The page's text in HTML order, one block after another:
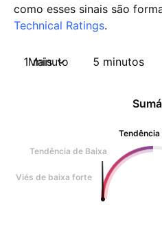
como esses sinais são
Technical Ratings.
1 minuto 5 minutos
Mais
Tendência de Baixa
Viés de baixa forte